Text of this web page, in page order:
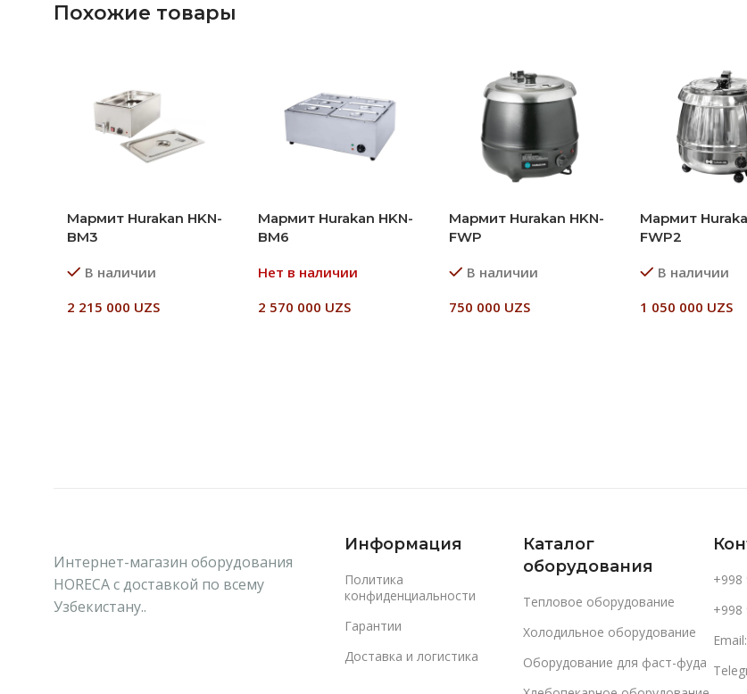
Похожие товары
Мармит Hurakan HKN-
BM3
В наличии
2 215 000 UZS
Мармит Hurakan HKN-
BM6
Нет в наличии
2 570 000 UZS
Мармит Hurakan HKN-
FWP
В наличии
750 000 UZS
Мармит
FWP2
В наличии
1 050 000 UZS
Интернет-магазин оборудования
HORECA с доставкой по всему
Узбекистану..
Информация
Политика
конфиденциальности
Гарантии
Доставка и логистика
Каталог
оборудования
Тепловое оборудование
Холодильное оборудование
Оборудование для фаст-фуда
+998
+998